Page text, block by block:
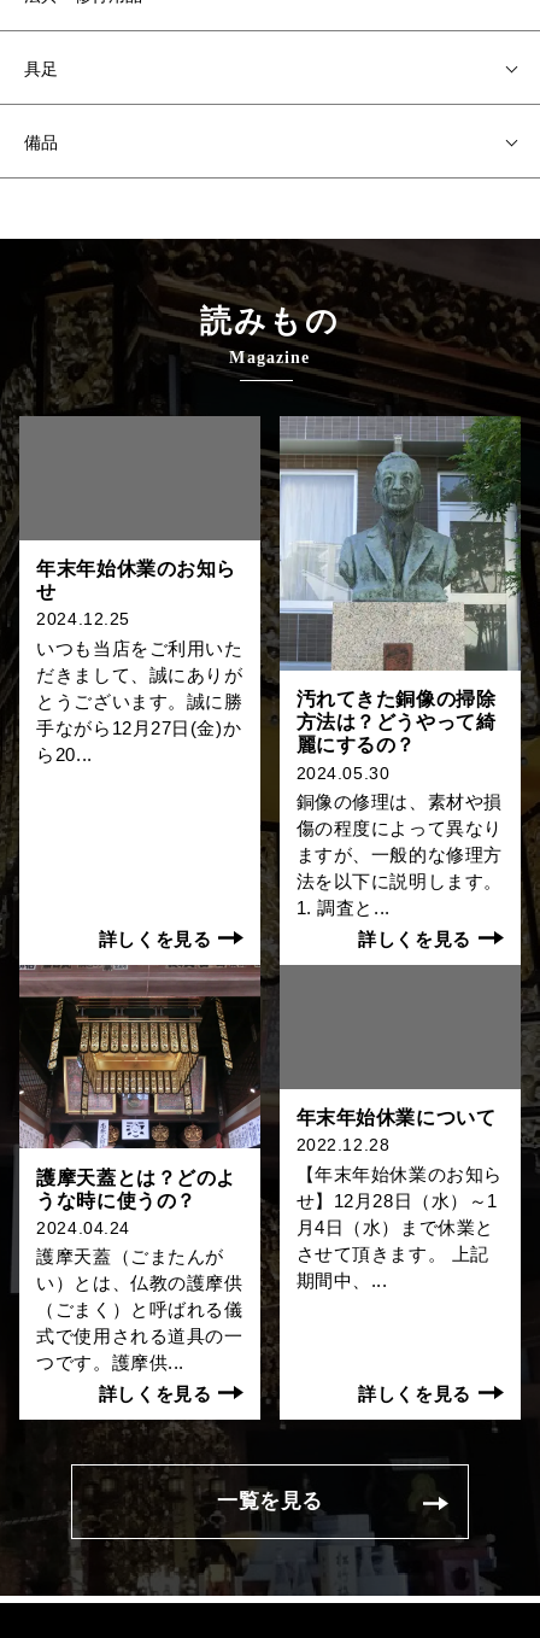
具足
備品
読みもの
Magazine
年末年始休業のお知ら
せ
2024.12.25
いつも当店をご利用いた
だきまして、誠にありが
とうございます。誠に勝
手ながら12月27日(金)か
ら20...
詳しくを見る
汚れてきた銅像の掃除
方法は？どうやって綺
麗にするの？
2024.05.30
銅像の修理は、素材や損
傷の程度によって異なり
ますが、一般的な修理方
法を以下に説明します。
1. 調査と...
詳しくを見る
護摩天蓋とは？どのよ
うな時に使うの？
2024.04.24
護摩天蓋（ごまたんが
い）とは、仏教の護摩供
（ごまく）と呼ばれる儀
式で使用される道具の一
つです。護摩供...
詳しくを見る
年末年始休業について
2022.12.28
【年末年始休業のお知ら
せ】12月28日（水）～1
月4日（水）まで休業と
させて頂きます。 上記
期間中、...
詳しくを見る
一覧を見る